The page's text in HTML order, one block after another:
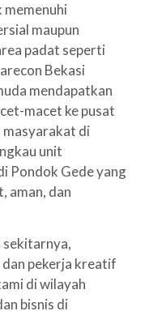
memenuhi
maupun
padat seperti
Bekasi
mendapatkan
macet ke pusat
di
unit
Pondok Gede yang
aman, dan
sekitarnya,
pekerja kreatif
di wilayah
bisnis di